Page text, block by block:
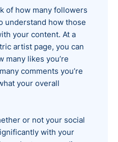
of how many followers
understand how those
your content. At a
artist page, you can
many likes you’re
comments you’re
your overall
or not your social
with your